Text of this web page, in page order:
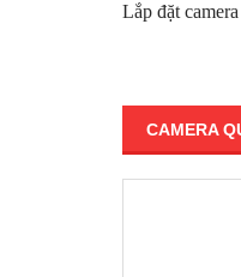
Lắp đặt
CAMERA